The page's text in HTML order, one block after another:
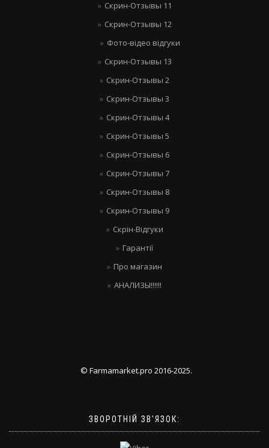
Скрин-Отзывы 11
Скрин-Отзывы 12
Фото-відео відгуки
Скрин-Отзывы 13
Скрин-Отзывы 2
Скрин-Отзывы 3
Скрин-Отзывы 4
Скрин-Отзывы 5
Скрин-Отзывы 6
Скрин-Отзывы 7
Скрин-Отзывы 8
Скрин-Отзывы 9
Скрін-Відгуки
Гарантії
Про магазин
АНАЛИЗЫ!!!!!!
© Farmamarket.pro 2016-2025.
ЗВОРОТНІЙ ЗВ'ЯЗОК: